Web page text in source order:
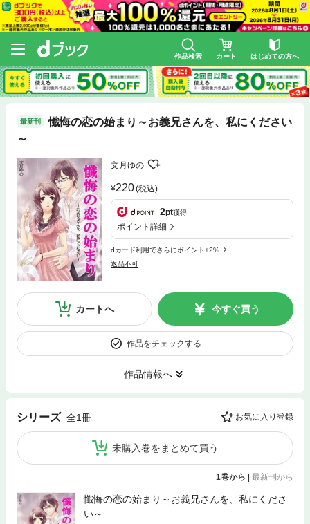
作品検索 カート はじめての方へ
最新刊
懺悔の恋の始まり～お義兄さんを、私にください
～
文月ゆの
220(税込)
2pt獲得
ポイント詳細
dカード利用でさらにポイント+2%
返品不可
カートへ 今すぐ買う
作品をチェックする
作品情報へ
シリーズ 全1冊 お気に入り登録
未購入巻をまとめて買う
1巻から | 最新刊から
懺悔の恋の始まり～お義兄さんを、私にくださ
い～